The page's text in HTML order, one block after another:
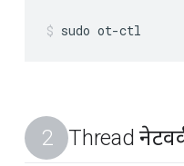
sudo ot-ctl
Thread